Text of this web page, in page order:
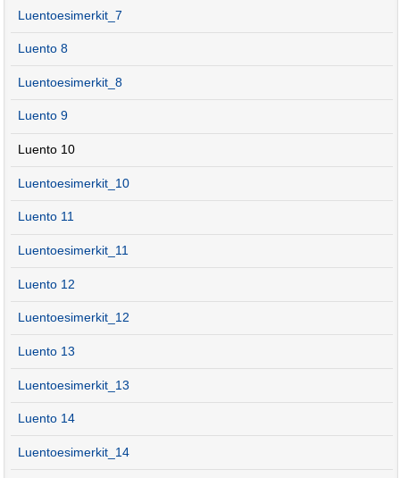
Luentoesimerkit_7
Luento 8
Luentoesimerkit_8
Luento 9
Luento 10
Luentoesimerkit_10
Luento 11
Luentoesimerkit_11
Luento 12
Luentoesimerkit_12
Luento 13
Luentoesimerkit_13
Luento 14
Luentoesimerkit_14